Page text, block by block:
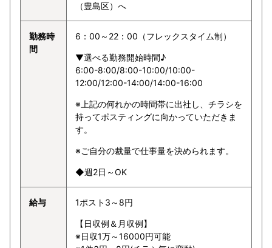
（豊島区）へ
勤務時
間
6：00～22：00（フレックスタイム制）
▼選べる勤務開始時間♪
6:00-8:00/8:00-10:00/10:00-
12:00/12:00-14:00/14:00-16:00
※上記の何れかの時間帯に出社し、チラシを
持ってポスティングに向かっていただきま
す。
※ご自分の裁量で仕事量を決められます。
◆週2日～OK
給与 1ポスト3～8円
【日収例＆月収例】
※日収1万～16000円可能